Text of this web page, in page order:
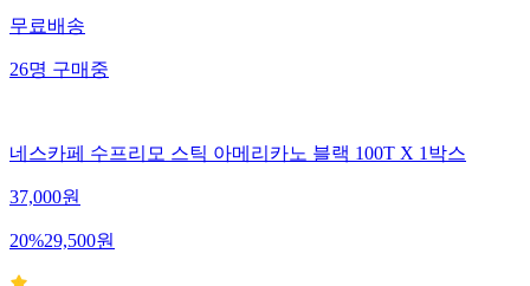
무료배송
26명구매중
네스카페 수프리모 스틱 아메리카노 블랙 100T X 1박스
37,000원
20%29,500원